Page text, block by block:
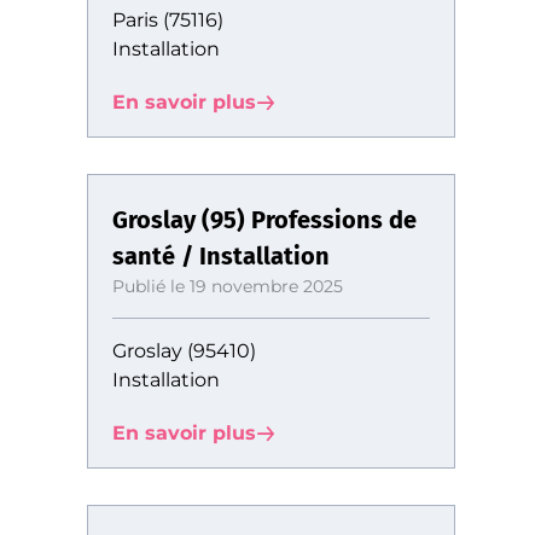
Paris (75116)
Installation
En savoir plus
Groslay (95) Professions de
santé / Installation
Publié le 19 novembre 2025
Groslay (95410)
Installation
En savoir plus